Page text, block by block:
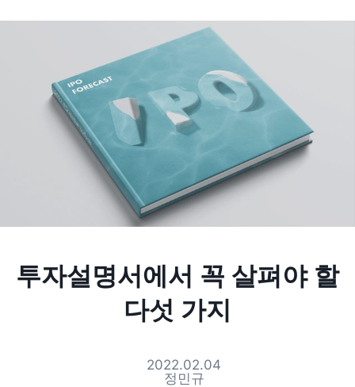
투자설명서에서 꼭 살펴야 할
다섯 가지
2022.02.04
정민규